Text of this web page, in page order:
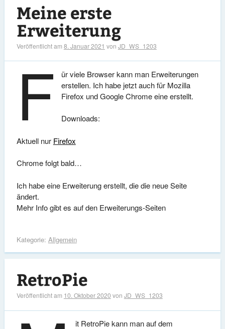
Meine erste
Erweiterung
Veröffentlicht am8. Januar 2021 von JD_WS_1203
F
ür viele Browser kann man Erweiterungen
erstellen. Ich habe jetzt auch für Mozilla
Firefox und Google Chrome eine erstellt.
Downloads:
Aktuell nur Firefox
Chrome folgt bald…
Ich habe eine Erweiterung erstellt, die die neue Seite
ändert.
Mehr Info gibt es auf den Erweiterungs-Seiten
Kategorie: Allgemein
RetroPie
Veröffentlicht am 10. Oktober 2020 von JD_WS_1203
it RetroPie kann man auf dem